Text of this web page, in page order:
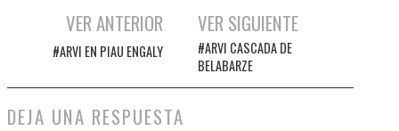
NavegaciónVER ANTERIOR
#ARVI EN PIAU ENGALY
VER SIGUIENTE
#ARVI CASCADA DE
BELABARZE
DEJA UNA RESPUESTA